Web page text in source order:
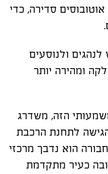
סדירה, כדי
ולנוסעים
ומהירה יותר
הזה, משדרג
לתחנת הרכבת
הוא נדבך מרכזי
כעיר מתקדמת